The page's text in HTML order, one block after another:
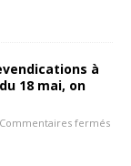
à
18 mai, on
Commentaires fermés